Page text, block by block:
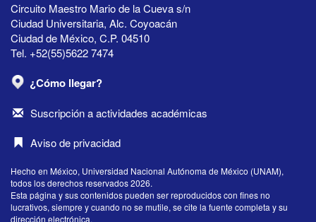
Circuito Maestro Mario de la Cueva s/n
Ciudad Universitaria, Alc. Coyoacán
Ciudad de México, C.P. 04510
Tel. +52(55)5622 7474
¿Cómo llegar?
Suscripción a actividades académicas
Aviso de privacidad
Hecho en México, Universidad Nacional Autónoma de México (UNAM),
todos los derechos reservados 2026.
Esta página y sus contenidos pueden ser reproducidos con fines no
lucrativos, siempre y cuando no se mutile, se cite la fuente completa y su
dirección electrónica.